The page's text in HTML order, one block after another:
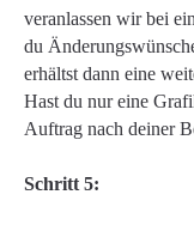
veranlassen wir bei
du
erhältst dann eine
Hast du nur eine
Auftrag nach deiner
Schritt 5: